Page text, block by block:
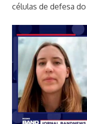
células de defesa